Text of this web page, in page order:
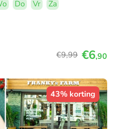
Do Vr
Za
€9,99 €6,90
43% korting